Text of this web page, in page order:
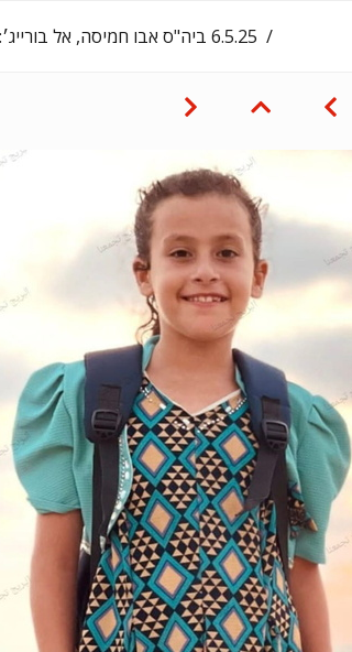
‎6.5.25‏ ביה"ס אבו חמיסה, אל בורייג׳: ואפא מחמוד מחמד אל חאלדי